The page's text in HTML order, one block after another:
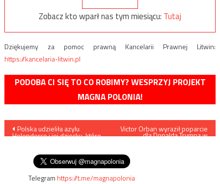
Zobacz kto wparł nas tym miesiącu: Tutaj
Dziękujemy za pomoc prawną Kancelarii Prawnej Litwin:
https://kancelaria-litwin.pl
PODOBA CI SIĘ TO CO ROBIMY? WESPRZYJ PROJEKT
MAGNA POLONIA!
Nawigacja
wpisu
Polska udzieliła azylu
Holenderce i jej dziecku, które
Victor Orban wyraził poparcie
dla Donalda Trumpa w
Telegramhttps://t.me/magnapolonia